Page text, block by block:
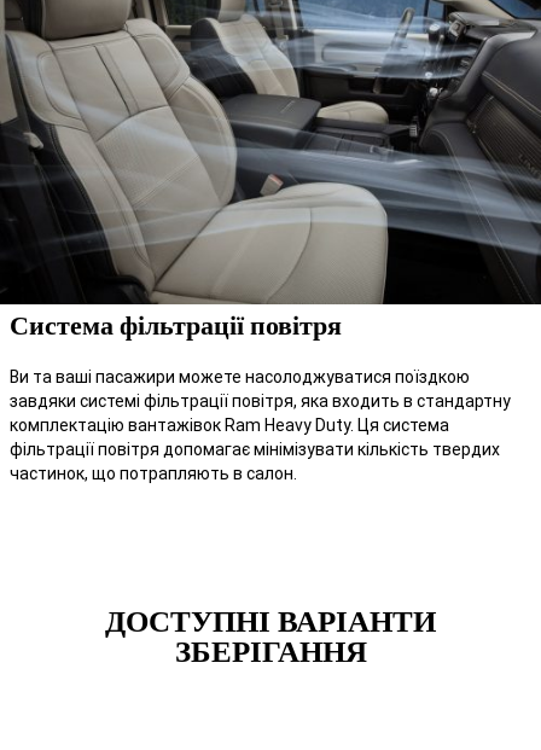
Система фільтрації повітря
Ви та ваші пасажири можете насолоджуватися поїздкою
завдяки системі фільтрації повітря, яка входить в стандартну
комплектацію вантажівок Ram Heavy Duty. Ця система
фільтрації повітря допомагає мінімізувати кількість твердих
частинок, що потрапляють в салон.
ДОСТУПНІ ВАРІАНТИ
ЗБЕРІГАННЯ